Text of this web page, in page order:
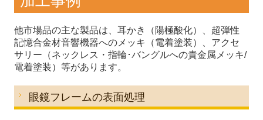
募集要項【生産技術】
募集要項【生産管理】
募集要項【営業】
募集要項【メッキ分析の研究員】
他市場品の主な製品は、耳かき（陽極酸化）、超弾性
記憶合金材音響機器へのメッキ（電着塗装）、アクセ
サリー（ネックレス・指輪･バングルへの貴金属メッキ/
電着塗装）等があります。
眼鏡フレームの表面処理